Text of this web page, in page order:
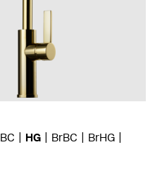
BC HG BrBC
BrHG